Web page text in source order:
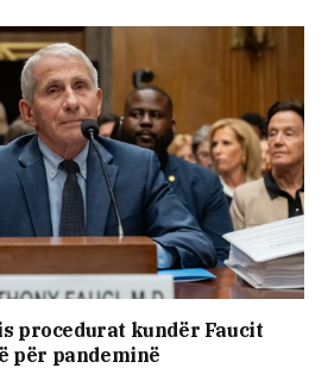
procedurat kundër Faucit
për pandeminë